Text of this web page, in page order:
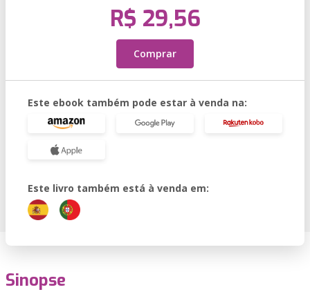
R$ 29,56
Comprar
Este ebook também pode estar à venda na:
Este livro também está à venda em:
Sinopse